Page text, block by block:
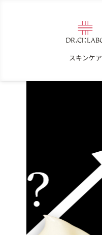
スキンケア